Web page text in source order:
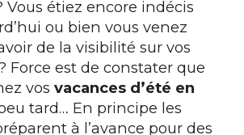
Vous étiez encore indécis
ou bien vous venez
de la visibilité sur vos
Force est de constater que
vos vacances d’été en
tard… En principe les
à l’avance pour des